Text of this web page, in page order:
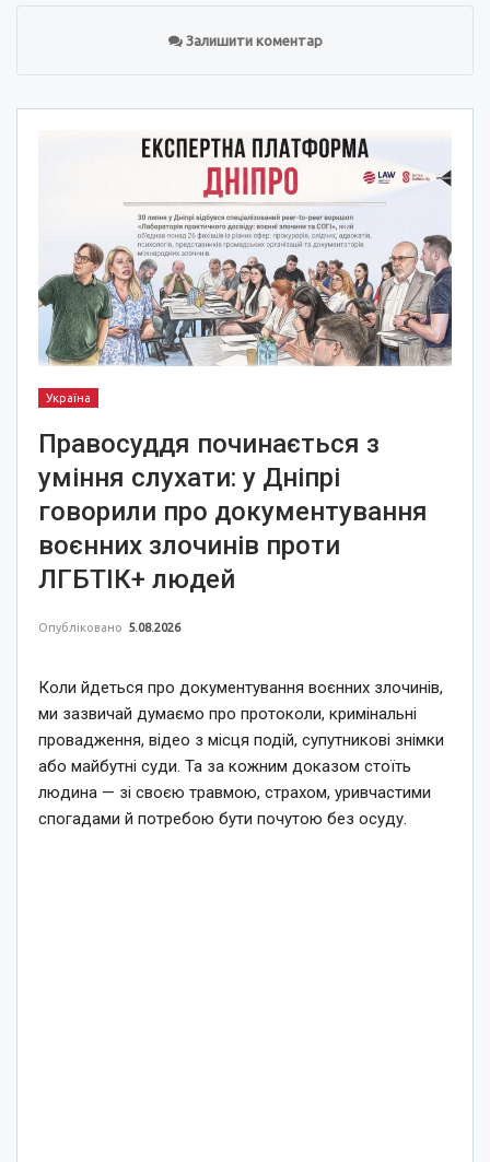
Залишити коментар
Україна
Правосуддя починається з
уміння слухати: у Дніпрі
говорили про документування
воєнних злочинів проти
ЛГБТІК+ людей
Опубліковано 5.08.2026
Коли йдеться про документування воєнних злочинів,
ми зазвичай думаємо про протоколи, кримінальні
провадження, відео з місця подій, супутникові знімки
або майбутні суди. Та за кожним доказом стоїть
людина — зі своєю травмою, страхом, уривчастими
спогадами й потребою бути почутою без осуду.